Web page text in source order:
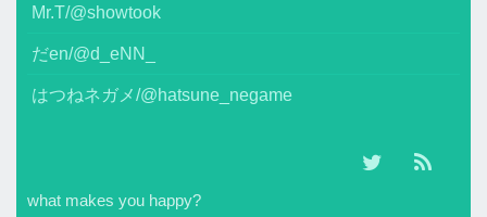
Mr.T/@showtook
だen/@d_eNN_
はつねネガメ/@hatsune_negame
what makes you happy?